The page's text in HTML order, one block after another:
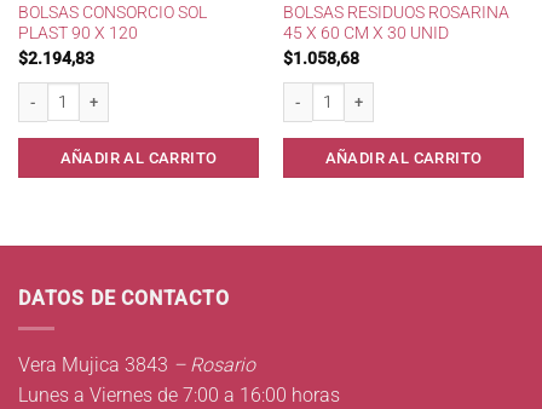
BOLSAS CONSORCIO SOL
PLAST 90 X 120
$2.194,83
Bolsas consorcio Sol PLast 90 x 120 cantidad
AÑADIR AL CARRITO
BOLSAS RESIDUOS ROSARINA
45 X 60 CM X 30 UNID
$1.058,68
Bolsas residuos Rosarina 45 x 60 cm x
AÑADIR AL CARRITO
cantidad
DATOS DE CONTACTO
Vera Mujica 3843 – Rosario
Lunes a Viernes de 7:00 a 16:00 horas